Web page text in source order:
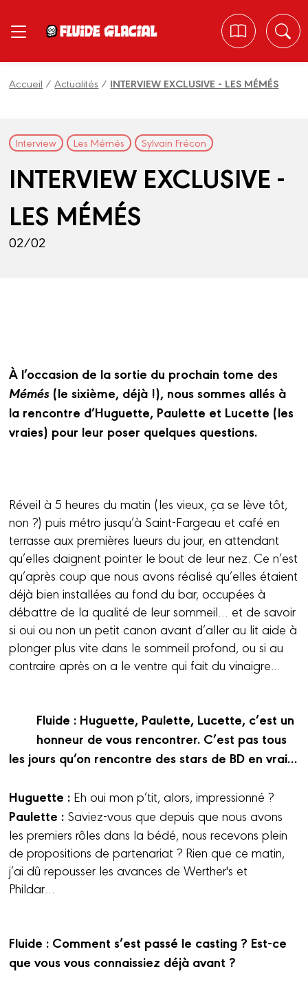
Accueil /Actualités / INTERVIEW EXCLUSIVE - LES MÉMÉS
Interview Les Mémés Sylvain Frécon
INTERVIEW EXCLUSIVE -
LES MÉMÉS
02/02
À l’occasion de la sortie du prochain tome des
Mémés (le sixième, déjà !), nous sommes allés à
la rencontre d’Huguette, Paulette et Lucette (les
vraies) pour leur poser quelques questions.
Réveil à 5 heures du matin (les vieux, ça se lève tôt,
non ?) puis métro jusqu’à Saint-Fargeau et café en
terrasse aux premières lueurs du jour, en attendant
qu’elles daignent pointer le bout de leur nez. Ce n’est
qu’après coup que nous avons réalisé qu’elles étaient
déjà bien installées au fond du bar, occupées à
débattre de la qualité de leur sommeil… et de savoir
si oui ou non un petit canon avant d’aller au lit aide à
plonger plus vite dans le sommeil profond, ou si au
contraire après on a le ventre qui fait du vinaigre...
Fluide : Huguette, Paulette, Lucette, c’est un
honneur de vous rencontrer. C’est pas tous
les jours qu’on rencontre des stars de BD en vrai…
Huguette : Eh oui mon p’tit, alors, impressionné ?
Paulette : Saviez-vous que depuis que nous avons
les premiers rôles dans la bédé, nous recevons plein
de propositions de partenariat ? Rien que ce matin,
j’ai dû repousser les avances de Werther's et
Phildar…
Fluide : Comment s’est passé le casting ? Est-ce
que vous vous connaissiez déjà avant ?